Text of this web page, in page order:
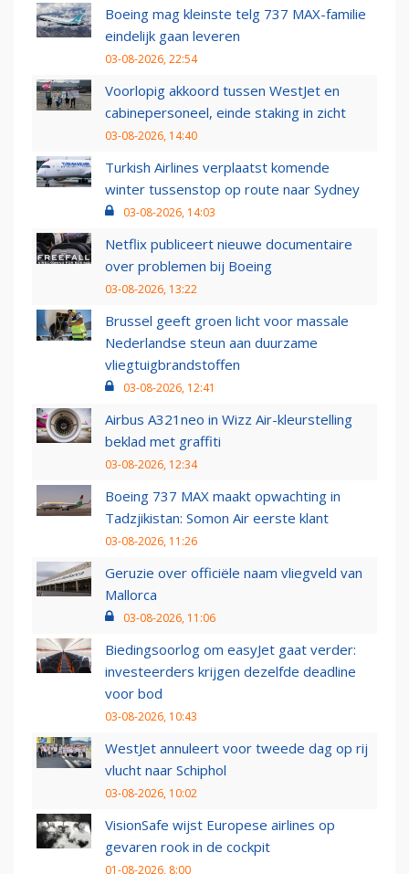
Boeing mag kleinste telg 737 MAX-familie
eindelijk gaan leveren
03-08-2026, 22:54
Voorlopig akkoord tussen WestJet en
cabinepersoneel, einde staking in zicht
03-08-2026, 14:40
Turkish Airlines verplaatst komende
winter tussenstop op route naar Sydney
03-08-2026, 14:03
Netflix publiceert nieuwe documentaire
over problemen bij Boeing
03-08-2026, 13:22
Brussel geeft groen licht voor massale
Nederlandse steun aan duurzame
vliegtuigbrandstoffen
03-08-2026, 12:41
Airbus A321neo in Wizz Air-kleurstelling
beklad met graffiti
03-08-2026, 12:34
Boeing 737 MAX maakt opwachting in
Tadzjikistan: Somon Air eerste klant
03-08-2026, 11:26
Geruzie over officiële naam vliegveld van
Mallorca
03-08-2026, 11:06
Biedingsoorlog om easyJet gaat verder:
investeerders krijgen dezelfde deadline
voor bod
03-08-2026, 10:43
WestJet annuleert voor tweede dag op rij
vlucht naar Schiphol
03-08-2026, 10:02
VisionSafe wijst Europese airlines op
gevaren rook in de cockpit
01-08-2026, 8:00